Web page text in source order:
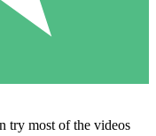
try most of the videos